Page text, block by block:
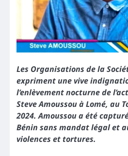
Les Organisations de la
expriment une vive
l’enlèvement nocturne de
Steve Amoussou à Lomé, au
2024. Amoussou a été
Bénin sans mandat légal et
violences et tortures.